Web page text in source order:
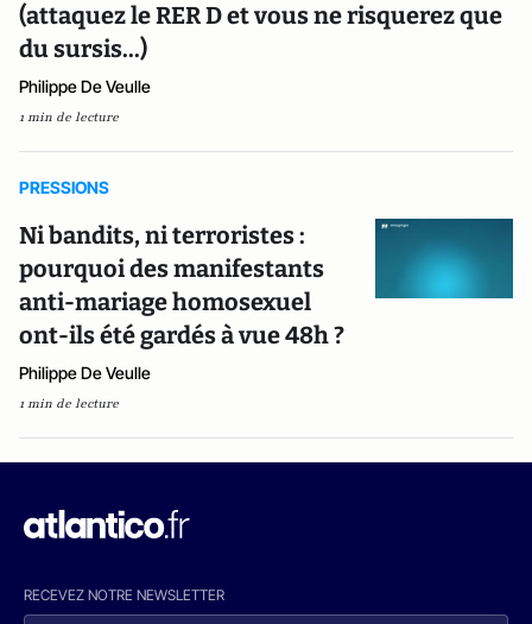
(attaquez le RER D et vous ne risquerez que
du sursis...)
Philippe De Veulle
1 min de lecture
PRESSIONS
Ni bandits, ni terroristes :
pourquoi des manifestants
anti-mariage homosexuel
ont-ils été gardés à vue 48h ?
Philippe De Veulle
1 min de lecture
RECEVEZ NOTRE NEWSLETTER